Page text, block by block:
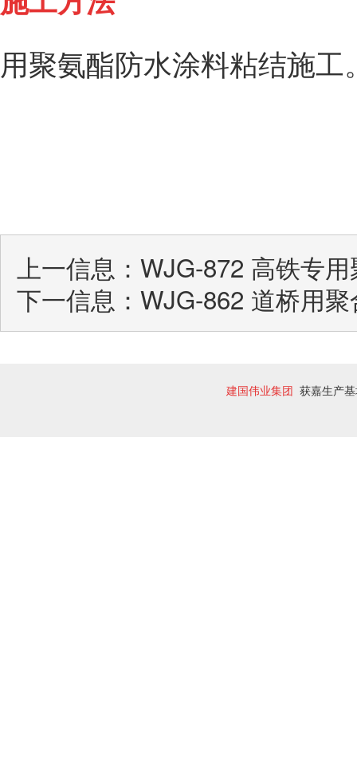
用聚氨酯防水涂料粘结施工
上一信息： WJG-872 高铁专
下一信息： WJG-862 道桥用
建国伟业集团 获嘉生产